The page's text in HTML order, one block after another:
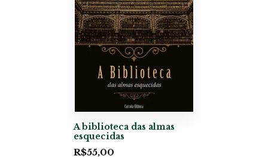
A biblioteca das almas
esquecidas
R$55,00